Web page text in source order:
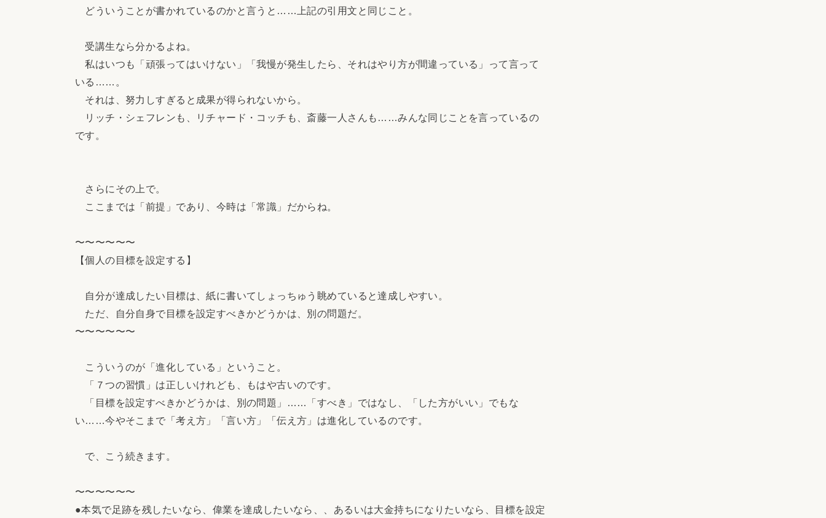
どういうことが書かれているのかと言うと……上記の引用文と同じこと。
受講生なら分かるよね。
私はいつも「頑張ってはいけない」「我慢が発生したら、それはやり方が間違っている」って言って
いる……。
それは、努力しすぎると成果が得られないから。
リッチ・シェフレンも、リチャード・コッチも、斎藤一人さんも……みんな同じことを言っているの
です。
さらにその上で。
ここまでは「前提」であり、今時は「常識」だからね。
〜〜〜〜〜〜
【個人の目標を設定する】
自分が達成したい目標は、紙に書いてしょっちゅう眺めていると達成しやすい。
ただ、自分自身で目標を設定すべきかどうかは、別の問題だ。
〜〜〜〜〜〜
こういうのが「進化している」ということ。
「７つの習慣」は正しいけれども、もはや古いのです。
「目標を設定すべきかどうかは、別の問題」……「すべき」ではなし、「した方がいい」でもな
い……今やそこまで「考え方」「言い方」「伝え方」は進化しているのです。
で、こう続きます。
〜〜〜〜〜〜
●本気で足跡を残したいなら、偉業を達成したいなら、、あるいは大金持ちになりたいなら、目標を設定